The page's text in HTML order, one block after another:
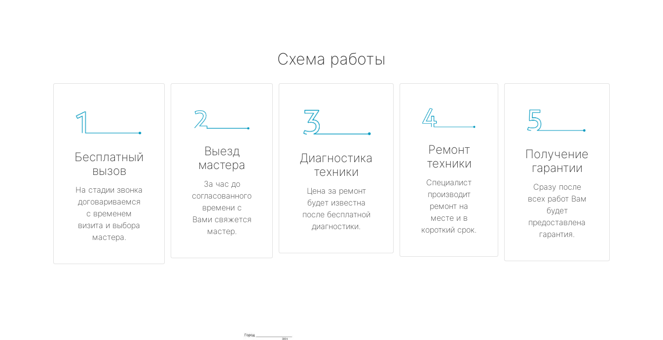
Схема работы
Бесплатный
вызов
На стадии звонка
договариваемся
с временем
визита и выбора
мастера.
Выезд
мастера
За час до
согласованного
времени с
Вами свяжется
мастер.
Диагностика
техники
Цена за ремонт
будет известна
после бесплатной
диагностики.
Ремонт
техники
Специалист
производит
ремонт на
месте и в
короткий срок.
Получение
гарантии
Сразу после
всех работ Вам
будет
предоставлена
гарантия.